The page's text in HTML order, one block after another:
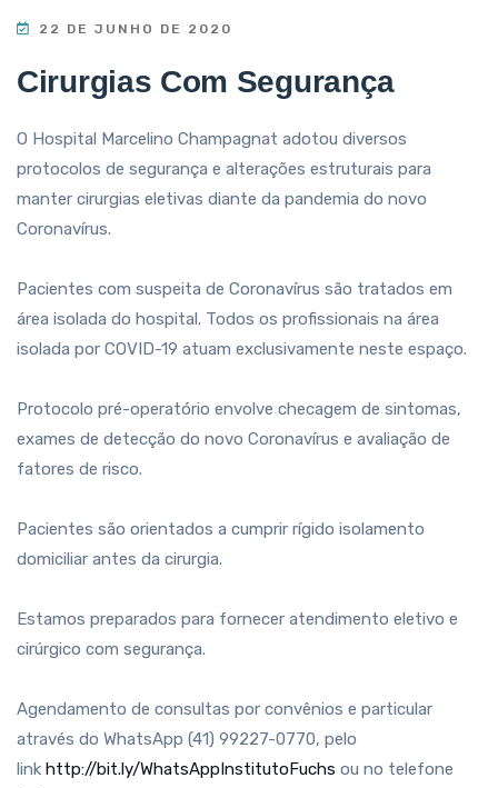
22 DE JUNHO DE 2020
Cirurgias Com Segurança
O Hospital Marcelino Champagnat adotou diversos
protocolos de segurança e alterações estruturais para
manter cirurgias eletivas diante da pandemia do novo
Coronavírus.⁣
Pacientes com suspeita de Coronavírus são tratados em
área isolada do hospital. Todos os profissionais na área
isolada por COVID-19 atuam exclusivamente neste espaço.⁣
Protocolo pré-operatório envolve checagem de sintomas,
exames de detecção do novo Coronavírus e avaliação de
fatores de risco.⁣
Pacientes são orientados a cumprir rígido isolamento
domiciliar antes da cirurgia.⁣
Estamos preparados para fornecer atendimento eletivo e
cirúrgico com segurança.⁣
Agendamento de consultas por convênios e particular
através do WhatsApp (41) 99227-0770, pelo
link http://bit.ly/WhatsAppInstitutoFuchs ou no telefone